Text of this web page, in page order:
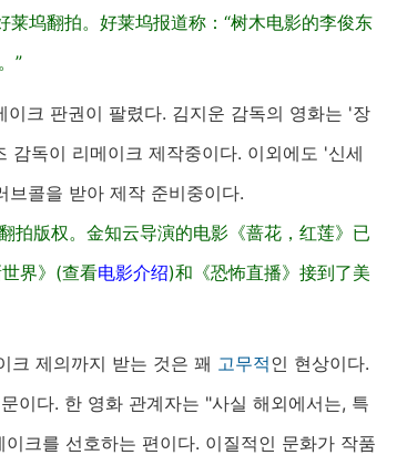
莱坞翻拍。好莱坞报道称：“树木电影的李俊东
”
크 판권이 팔렸다. 김지운 감독의 영화는 '장
독이 리메이크 제작중이다. 이외에도 '신세
콜을 받아 제작 준비중이다.
拍版权。金知云导演的电影《蔷花，红莲》已
界》(查看电影介绍)和《恐怖直播》接到了美
크 제의까지 받는 것은 꽤 고무적인 현상이다.
이다. 한 영화 관계자는 "사실 해외에서는, 특
크를 선호하는 편이다. 이질적인 문화가 작품